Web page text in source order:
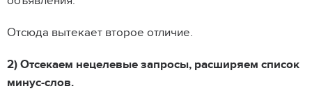
Отсюда вытекает второе отличие.
2) Отсекаем нецелевые запросы, расширяем список
минус-слов.